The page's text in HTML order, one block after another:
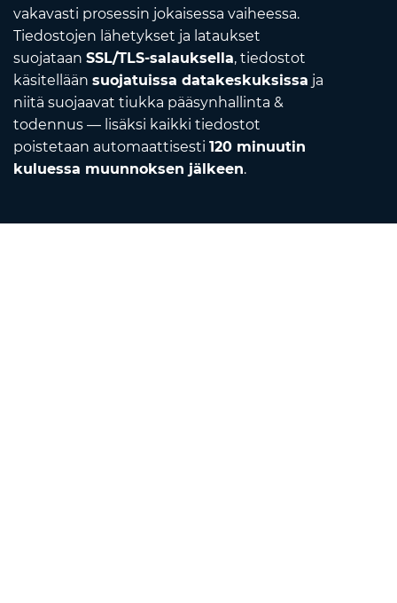
vakavasti prosessin jokaisessa vaiheessa.
Tiedostojen lähetykset ja lataukset
suojataan SSL/TLS-salauksella, tiedostot
käsitellään suojatuissa datakeskuksissa ja
niitä suojaavat tiukka pääsynhallinta &
todennus — lisäksi kaikki tiedostot
poistetaan automaattisesti 120 minuutin
kuluessa muunnoksen jälkeen.